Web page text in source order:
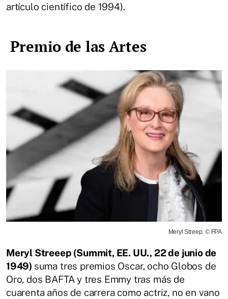
artículo científico de 1994).
Premio de las Artes
Meryl Streep. © FPA
Meryl Streeep (Summit, EE. UU., 22 de junio de
1949) suma tres premios Oscar, ocho Globos de
Oro, dos BAFTA y tres Emmy tras más de
cuarenta años de carrera como actriz, no en vano